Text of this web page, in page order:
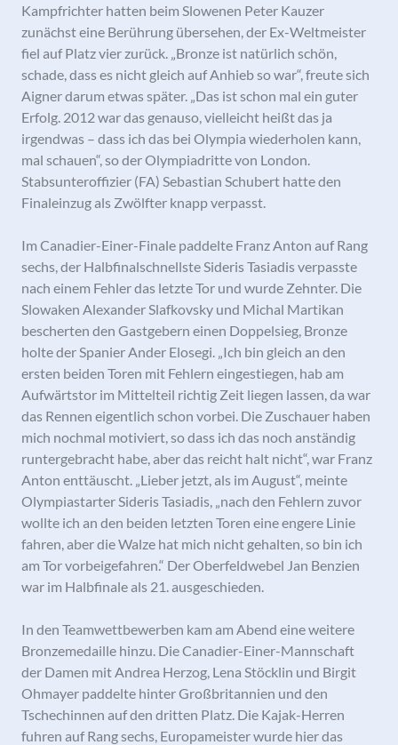
Kampfrichter hatten beim Slowenen Peter Kauzer
zunächst eine Berührung übersehen, der Ex-Weltmeister
fiel auf Platz vier zurück. „Bronze ist natürlich schön,
schade, dass es nicht gleich auf Anhieb so war“, freute sich
Aigner darum etwas später. „Das ist schon mal ein guter
Erfolg. 2012 war das genauso, vielleicht heißt das ja
irgendwas – dass ich das bei Olympia wiederholen kann,
mal schauen“, so der Olympiadritte von London.
Stabsunteroffizier (FA) Sebastian Schubert hatte den
Finaleinzug als Zwölfter knapp verpasst.
Im Canadier-Einer-Finale paddelte Franz Anton auf Rang
sechs, der Halbfinalschnellste Sideris Tasiadis verpasste
nach einem Fehler das letzte Tor und wurde Zehnter. Die
Slowaken Alexander Slafkovsky und Michal Martikan
bescherten den Gastgebern einen Doppelsieg, Bronze
holte der Spanier Ander Elosegi. „Ich bin gleich an den
ersten beiden Toren mit Fehlern eingestiegen, hab am
Aufwärtstor im Mittelteil richtig Zeit liegen lassen, da war
das Rennen eigentlich schon vorbei. Die Zuschauer haben
mich nochmal motiviert, so dass ich das noch anständig
runtergebracht habe, aber das reicht halt nicht“, war Franz
Anton enttäuscht. „Lieber jetzt, als im August“, meinte
Olympiastarter Sideris Tasiadis, „nach den Fehlern zuvor
wollte ich an den beiden letzten Toren eine engere Linie
fahren, aber die Walze hat mich nicht gehalten, so bin ich
am Tor vorbeigefahren.“ Der Oberfeldwebel Jan Benzien
war im Halbfinale als 21. ausgeschieden.
In den Teamwettbewerben kam am Abend eine weitere
Bronzemedaille hinzu. Die Canadier-Einer-Mannschaft
der Damen mit Andrea Herzog, Lena Stöcklin und Birgit
Ohmayer paddelte hinter Großbritannien und den
Tschechinnen auf den dritten Platz. Die Kajak-Herren
fuhren auf Rang sechs, Europameister wurde hier das